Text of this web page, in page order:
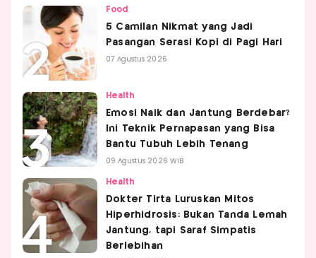
Food
5 Camilan Nikmat yang Jadi
Pasangan Serasi Kopi di Pagi Hari
07 Agustus 2026
Health
Emosi Naik dan Jantung Berdebar?
Ini Teknik Pernapasan yang Bisa
Bantu Tubuh Lebih Tenang
09 Agustus 2026 WIB
Health
Dokter Tirta Luruskan Mitos
Hiperhidrosis: Bukan Tanda Lemah
Jantung, tapi Saraf Simpatis
Berlebihan